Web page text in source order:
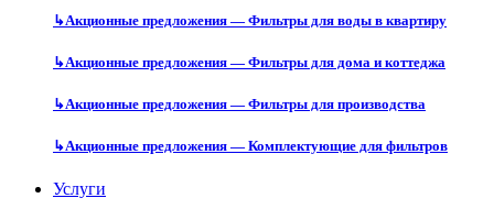
↳Акционные предложения — Фильтры для воды в квартиру
↳Акционные предложения — Фильтры для дома и коттеджа
↳Акционные предложения — Фильтры для производства
↳Акционные предложения — Комплектующие для фильтров
Услуги